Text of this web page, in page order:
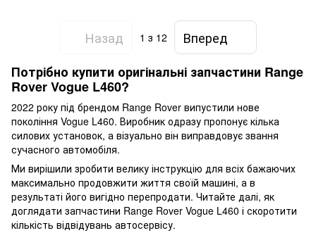
Назад 1 з 12
Вперед
Потрібно купити оригінальні запчастини Range
Rover Vogue L460?
2022 року під брендом Range Rover випустили нове
покоління Vogue L460. Виробник одразу пропонує кілька
силових установок, а візуально він виправдовує звання
сучасного автомобіля.
Ми вирішили зробити велику інструкцію для всіх бажаючих
максимально продовжити життя своїй машині, а в
результаті його вигідно перепродати. Читайте далі, як
доглядати запчастини Range Rover Vogue L460 і скоротити
кількість відвідувань автосервісу.